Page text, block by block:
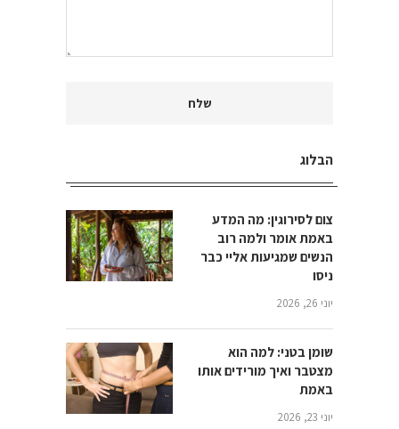
הבלוג
צום לסירוגין: מה המדע
באמת אומר ולמה רוב
הנשים שמגיעות אליי כבר
ניסו
יוני 26, 2026
שומן בטני: למה הוא
מצטבר ואיך מורידים אותו
באמת
יוני 23, 2026